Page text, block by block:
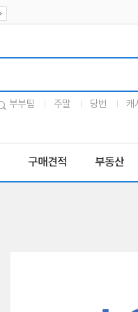
부부팀 주말 당번 캐
구매견적 부동산